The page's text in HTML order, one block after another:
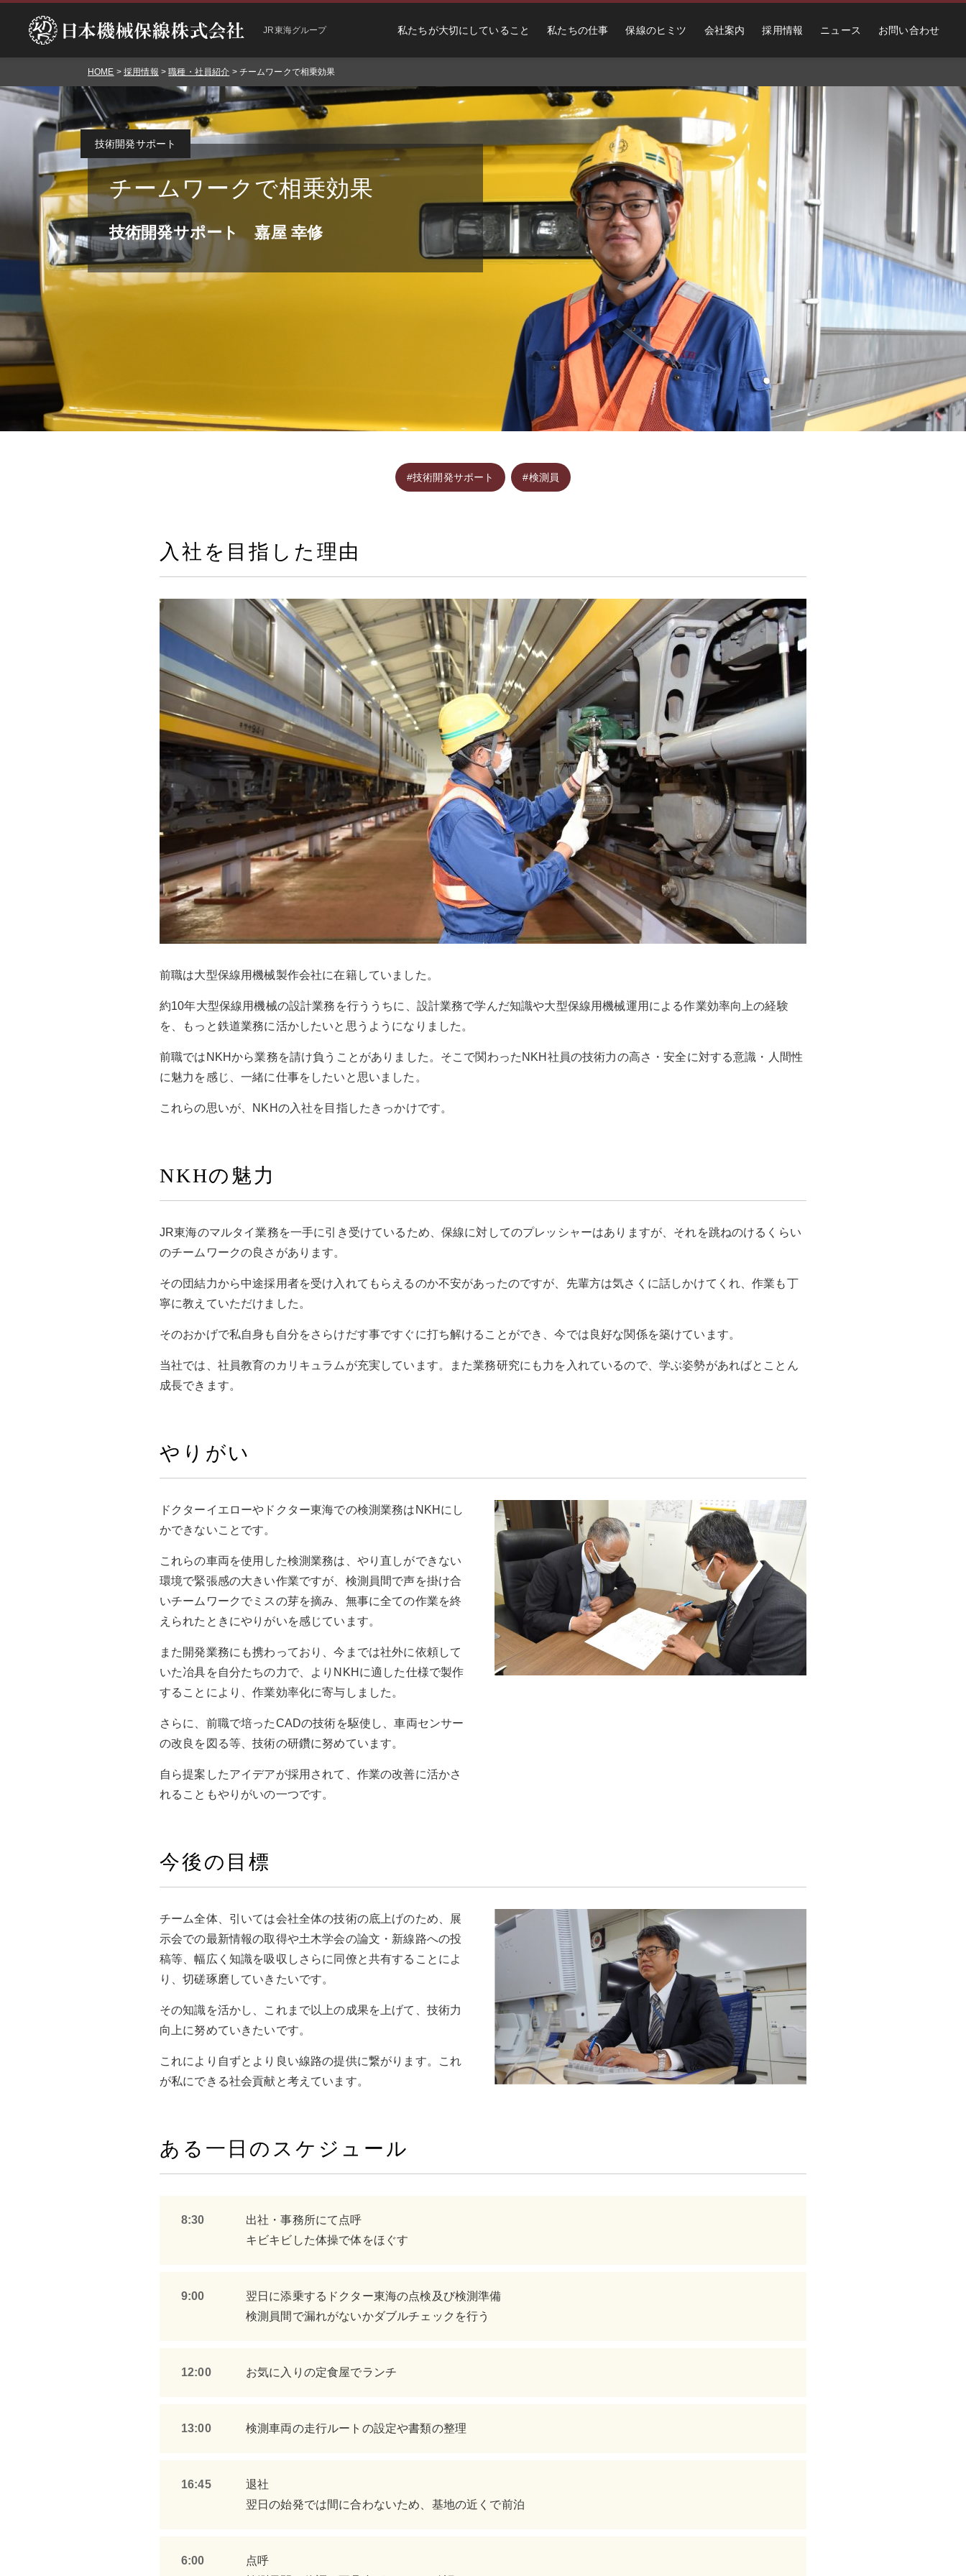
JR東海グループ 私たちが大切にしていること 私たちの仕事 保線のヒミツ 会社案内 採用情報 ニュース お問い合わせ
HOME >採用情報 >職種・社員紹介 > チームワークで相乗効果
技術開発サポート
チームワークで相乗効果
技術開発サポート嘉屋 幸修
#技術開発サポート #検測員
入社を目指した理由
前職は大型保線用機械製作会社に在籍していました。
約10年大型保線用機械の設計業務を行ううちに、設計業務で学んだ知識や大型保線用機械運用による作業効率向上の経験
を、もっと鉄道業務に活かしたいと思うようになりました。
前職ではNKHから業務を請け負うことがありました。そこで関わったNKH社員の技術力の高さ・安全に対する意識・人間性
に魅力を感じ、一緒に仕事をしたいと思いました。
これらの思いが、NKHの入社を目指したきっかけです。
NKHの魅力
JR東海のマルタイ業務を一手に引き受けているため、保線に対してのプレッシャーはありますが、それを跳ねのけるくらい
のチームワークの良さがあります。
その団結力から中途採用者を受け入れてもらえるのか不安があったのですが、先輩方は気さくに話しかけてくれ、作業も丁
寧に教えていただけました。
そのおかげで私自身も自分をさらけだす事ですぐに打ち解けることができ、今では良好な関係を築けています。
当社では、社員教育のカリキュラムが充実しています。また業務研究にも力を入れているので、学ぶ姿勢があればとことん
成長できます。
やりがい
ドクターイエローやドクター東海での検測業務はNKHにし
かできないことです。
これらの車両を使用した検測業務は、やり直しができない
環境で緊張感の大きい作業ですが、検測員間で声を掛け合
いチームワークでミスの芽を摘み、無事に全ての作業を終
えられたときにやりがいを感じています。
また開発業務にも携わっており、今までは社外に依頼して
いた冶具を自分たちの力で、よりNKHに適した仕様で製作
することにより、作業効率化に寄与しました。
さらに、前職で培ったCADの技術を駆使し、車両センサー
の改良を図る等、技術の研鑽に努めています。
自ら提案したアイデアが採用されて、作業の改善に活かさ
れることもやりがいの一つです。
今後の目標
チーム全体、引いては会社全体の技術の底上げのため、展
示会での最新情報の取得や土木学会の論文・新線路への投
稿等、幅広く知識を吸収しさらに同僚と共有することによ
り、切磋琢磨していきたいです。
その知識を活かし、これまで以上の成果を上げて、技術力
向上に努めていきたいです。
これにより自ずとより良い線路の提供に繋がります。これ
が私にできる社会貢献と考えています。
ある一日のスケジュール
8:30
出社・事務所にて点呼
キビキビした体操で体をほぐす
9:00
翌日に添乗するドクター東海の点検及び検測準備
検測員間で漏れがないかダブルチェックを行う
12:00 お気に入りの定食屋でランチ
13:00 検測車両の走行ルートの設定や書類の整理
16:45
退社
翌日の始発では間に合わないため、基地の近くで前泊
6:00
点呼